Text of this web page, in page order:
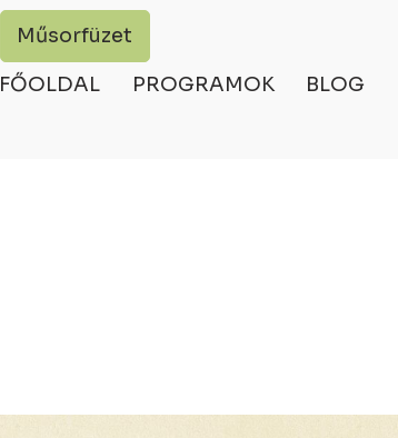
Műsorfüzet
FŐOLDAL PROGRAMOK BLOG